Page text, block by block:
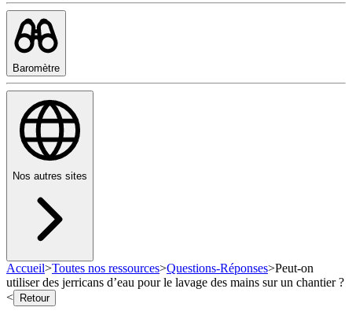
Baromètre
Nos autres sites
Accueil>Toutes nos ressources>Questions-Réponses>Peut-on
utiliser des jerricans d’eau pour le lavage des mains sur un chantier ?
<
Retour